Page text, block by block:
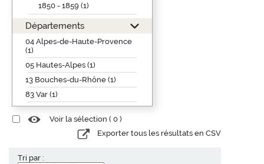
1850 - 1859 (1)
Départements
04 Alpes-de-Haute-Provence
(1)
05 Hautes-Alpes (1)
13 Bouches-du-Rhône (1)
83 Var (1)
Voir la sélection ( 0 )
Exporter tous les résultats en CSV
Tri par :